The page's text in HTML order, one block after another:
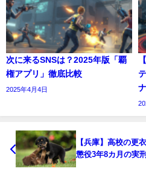
次に来るSNSは？2025年版「覇
権アプリ」徹底比較
2025年4月4日
【兵庫】高校の更
懲役3年8カ月の実